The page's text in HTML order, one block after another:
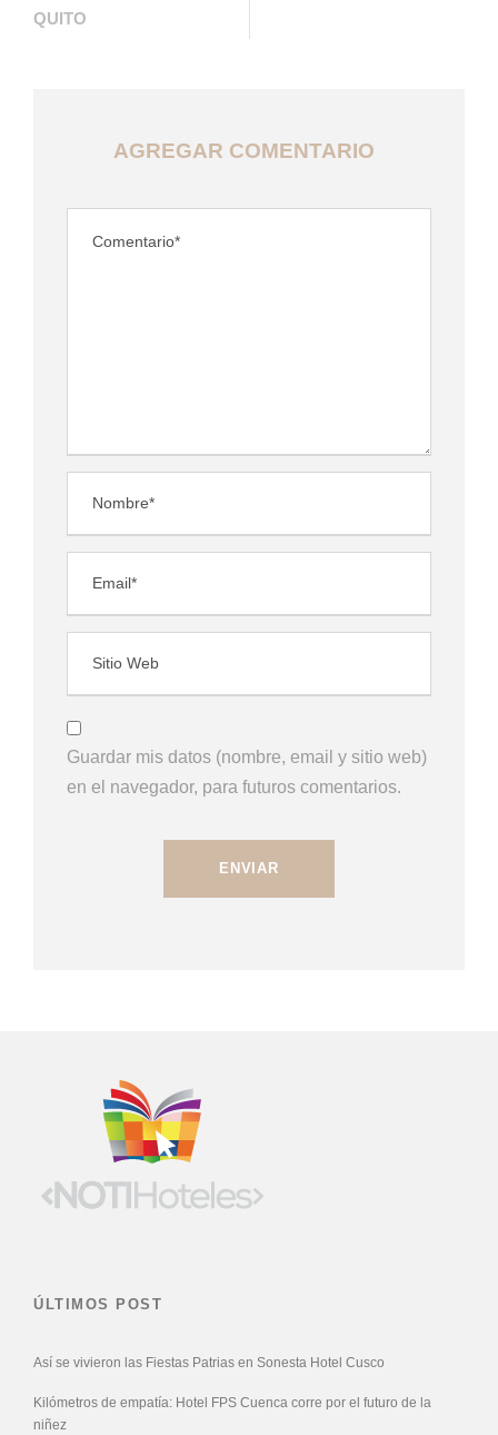
QUITO
AGREGAR COMENTARIO
Guardar mis datos (nombre, email y sitio web)
en el navegador, para futuros comentarios.
ÚLTIMOS POST
Así se vivieron las Fiestas Patrias en Sonesta Hotel Cusco
Kilómetros de empatía: Hotel FPS Cuenca corre por el futuro de la
niñez